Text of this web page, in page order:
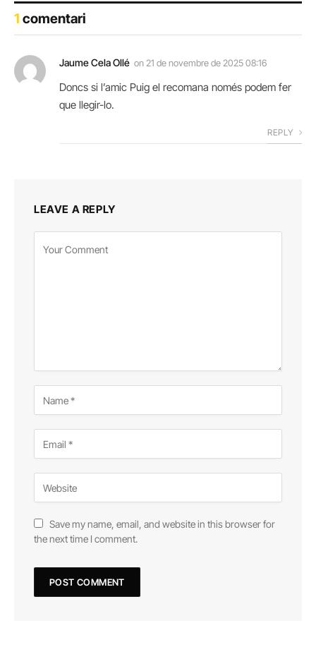
1 comentari
Jaume Cela Ollé on 21 de novembre de 2025 08:16
Doncs si l’amic Puig el recomana només podem fer
que llegir-lo.
REPLY
LEAVE A REPLY
Save my name, email, and website in this browser for
the next time I comment.